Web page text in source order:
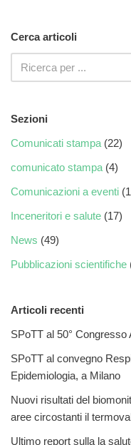
Cerca articoli
Sezioni
Comunicati stampa (22)
comunicato stampa (4)
Comunicazioni a eventi
Inceneritori e salute (17)
News (49)
Pubblicazioni scientifiche
Articoli recenti
SPoTT al 50° Congresso
SPoTT al convegno
Epidemiologia, a Milano
Nuovi risultati del
aree circostanti il
Ultimo report sulla la